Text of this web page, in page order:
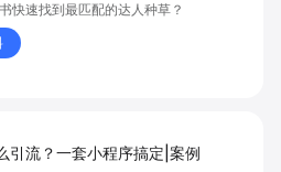
快速找到最匹配的达人种草？
引流？一套小程序搞定|案例